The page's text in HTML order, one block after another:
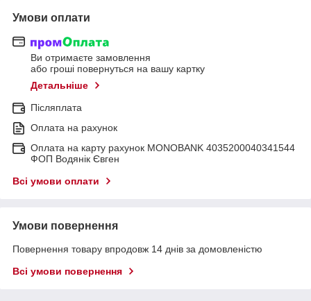
Умови оплати
Ви отримаєте замовлення
або гроші повернуться на вашу картку
Детальніше
Післяплата
Оплата на рахунок
Оплата на карту рахунок MONOBANK 4035200040341544
ФОП Водянік Євген
Всі умови оплати
Умови повернення
Повернення товару впродовж 14 днів за домовленістю
Всі умови повернення